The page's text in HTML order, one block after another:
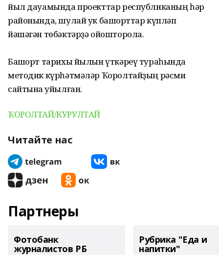
йыл дауамында проекттар республиканың һәр
районында, шулай ук башҡорттар күпләп
йәшәгән төбәктәрҙә ойошторола.
Башҡорт тарихы йылын үткәреү тураһында
методик күрһәтмәләр Ҡоролтайҙың рәсми
сайтына ҡуйылған.
ҠОРОЛТАЙ/КУРУЛТАЙ
Читайте нас
Партнеры
Фотобанк
журналистов РБ
Рубрика "Еда и
напитки"